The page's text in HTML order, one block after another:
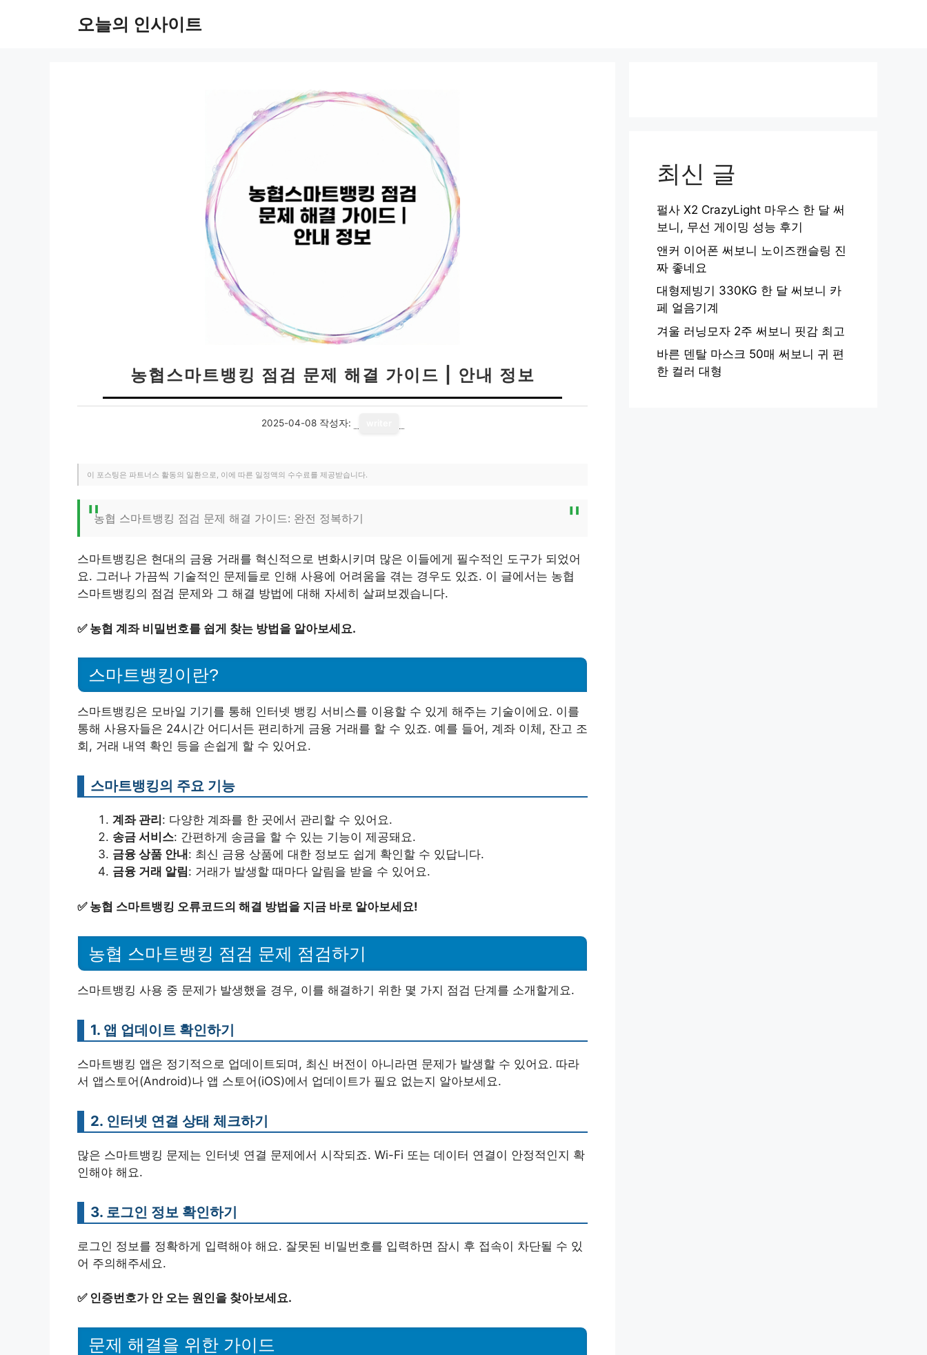
오늘의 인사이트
농협스마트뱅킹 점검 문제 해결 가이드 | 안내 정보
2025-04-08 작성자:
이 포스팅은 파트너스 활동의 일환으로, 이에 따른 일정액의 수수료를 제공받습니다.
농협 스마트뱅킹 점검 문제 해결 가이드: 완전 정복하기
스마트뱅킹은 현대의 금융 거래를 혁신적으로 변화시키며 많은 이들에게 필수적인 도구가 되었어
요. 그러나 가끔씩 기술적인 문제들로 인해 사용에 어려움을 겪는 경우도 있죠. 이 글에서는 농협
스마트뱅킹의 점검 문제와 그 해결 방법에 대해 자세히 살펴보겠습니다.
✅ 농협 계좌 비밀번호를 쉽게 찾는 방법을 알아보세요.
스마트뱅킹이란?
스마트뱅킹은 모바일 기기를 통해 인터넷 뱅킹 서비스를 이용할 수 있게 해주는 기술이에요. 이를
통해 사용자들은 24시간 어디서든 편리하게 금융 거래를 할 수 있죠. 예를 들어, 계좌 이체, 잔고 조
회, 거래 내역 확인 등을 손쉽게 할 수 있어요.
스마트뱅킹의 주요 기능
계좌 관리 : 다양한 계좌를 한 곳에서 관리할 수 있어요.
송금 서비스: 간편하게 송금을 할 수 있는 기능이 제공돼요.
금융 상품 안내 : 최신 금융 상품에 대한 정보도 쉽게 확인할 수 있답니다.
금융 거래 알림: 거래가 발생할 때마다 알림을 받을 수 있어요.
✅ 농협 스마트뱅킹 오류코드의 해결 방법을 지금 바로 알아보세요!
농협 스마트뱅킹 점검 문제 점검하기
스마트뱅킹 사용 중 문제가 발생했을 경우, 이를 해결하기 위한 몇 가지 점검 단계를 소개할게요.
1. 앱 업데이트 확인하기
스마트뱅킹 앱은 정기적으로 업데이트되며, 최신 버전이 아니라면 문제가 발생할 수 있어요. 따라
서 앱스토어(Android)나 앱 스토어(iOS)에서 업데이트가 필요 없는지 알아보세요.
2. 인터넷 연결 상태 체크하기
많은 스마트뱅킹 문제는 인터넷 연결 문제에서 시작되죠. Wi-Fi 또는 데이터 연결이 안정적인지 확
인해야 해요.
3. 로그인 정보 확인하기
로그인 정보를 정확하게 입력해야 해요. 잘못된 비밀번호를 입력하면 잠시 후 접속이 차단될 수 있
어 주의해주세요.
✅ 인증번호가 안 오는 원인을 찾아보세요.
문제 해결을 위한 가이드
최신 글
펄사 X2 CrazyLight 마우스 한 달 써
보니, 무선 게이밍 성능 후기
앤커 이어폰 써보니 노이즈캔슬링 진
짜 좋네요
대형제빙기 330KG 한 달 써보니 카
페 얼음기계
겨울 러닝모자 2주 써보니 핏감 최고
바른 덴탈 마스크 50매 써보니 귀 편
한 컬러 대형